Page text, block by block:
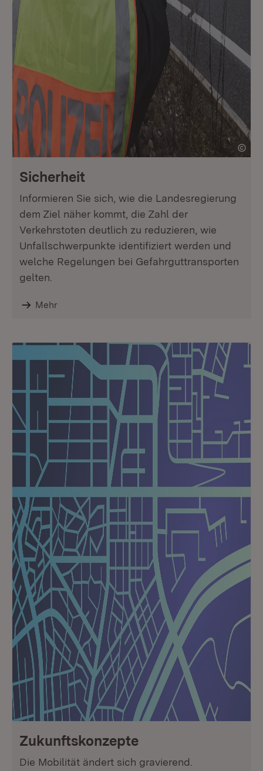
Sicherheit
Informieren Sie sich, wie die Landesregierung
dem Ziel näher kommt, die Zahl der
Verkehrstoten deutlich zu reduzieren, wie
Unfallschwerpunkte identifiziert werden und
welche Regelungen bei Gefahrguttransporten
gelten.
Mehr
Zukunftskonzepte
Die Mobilität ändert sich gravierend.